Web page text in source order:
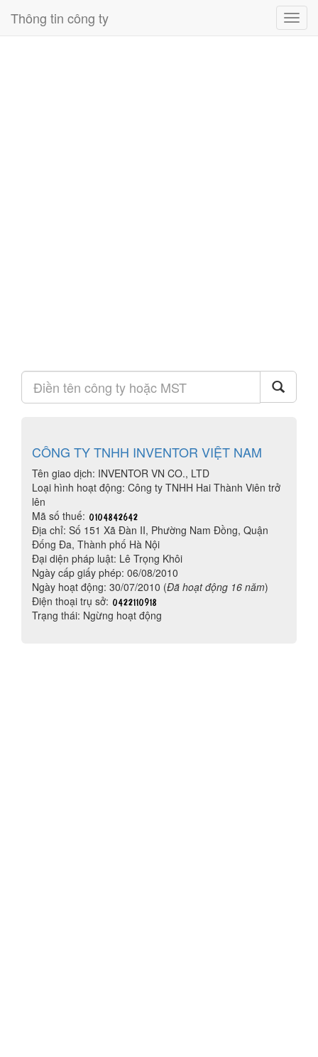
Thông tin công ty
CÔNG TY TNHH INVENTOR VIỆT NAM
Tên giao dịch: INVENTOR VN CO., LTD
Loại hình hoạt động: Công ty TNHH Hai Thành Viên trở
lên
Mã số thuế:
Địa chỉ: Số 151 Xã Đàn II, Phường Nam Đồng, Quận
Đống Đa, Thành phố Hà Nội
Đại diện pháp luật: Lê Trọng Khôi
Ngày cấp giấy phép: 06/08/2010
Ngày hoạt động: 30/07/2010 (Đã hoạt động 16 năm)
Điện thoại trụ sở:
Trạng thái: Ngừng hoạt động